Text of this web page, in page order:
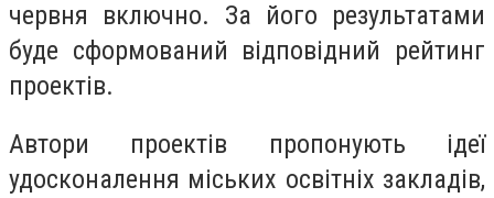
червня включно. За його результатами
буде сформований відповідний рейтинг
проектів.
Автори проектів пропонують ідеї
удосконалення міських освітніх закладів,